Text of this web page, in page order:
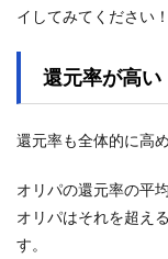
イしてみてください！
還元率が高い
還元率も全体的に高
オリパの還元率の平
オリパはそれを超え
す。